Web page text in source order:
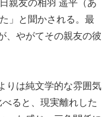
親友の相羽 遥平（あ
」と聞かされる。最
、やがてその親友の彼
りは純文学的な雰囲気
ると、現実離れした